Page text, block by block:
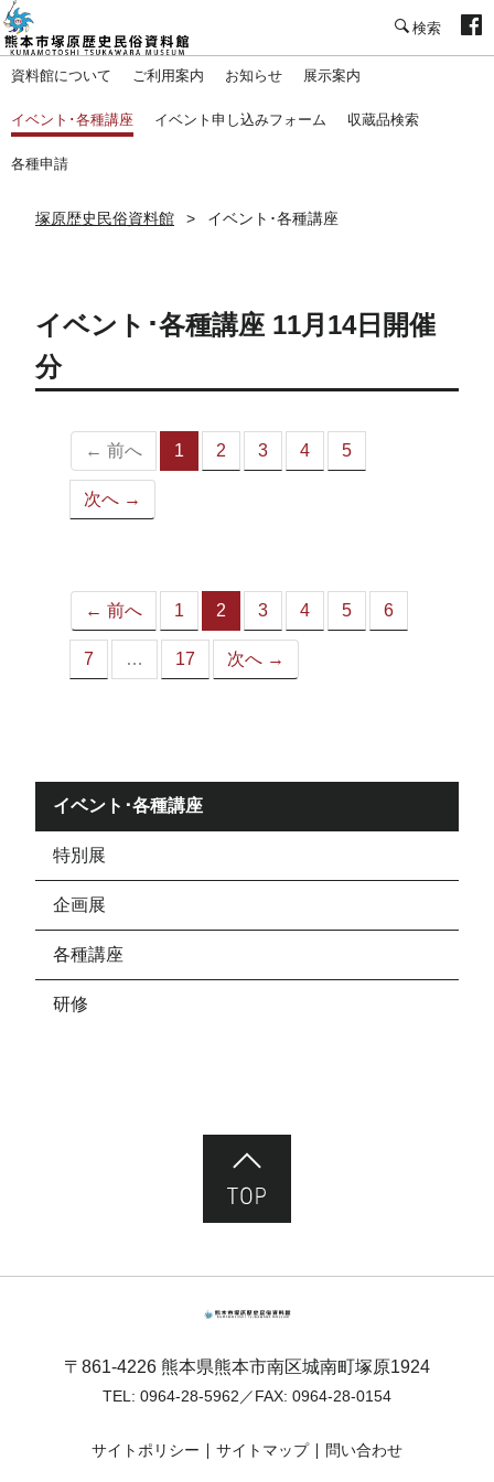
資料館について ご利用案内 お知らせ 展示案内
イベント･各種講座 イベント申し込みフォーム 収蔵品検索
各種申請
塚原歴史民俗資料館 イベント･各種講座
イベント･各種講座 11月14日開催
分
← 前へ 1
（こ
2 3 4 5
次へ →
← 前へ 1 2
（こ
の
ペ
3 4 5 6
7 … 17 次へ →
イベント･各種講座
特別展
企画展
各種講座
研修
〒861-4226 熊本県熊本市南区城南町塚原1924
TEL: 0964-28-5962 ／FAX: 0964-28-0154
サイトポリシー サイトマップ 問い合わせ